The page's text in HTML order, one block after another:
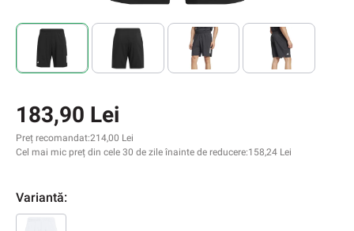
183,90 Lei
Preț recomandat:214,00 Lei
Cel mai mic preț din cele 30 de zile înainte de reducere:158,24 Lei
Variantă: